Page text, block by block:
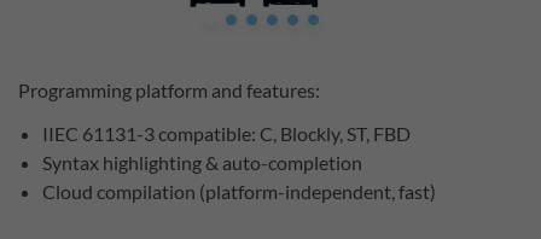
Programming platform and features:
IIEC 61131-3 compatible: C, Blockly, ST, FBD
Syntax highlighting & auto-completion
Cloud compilation (platform-independent, fast)